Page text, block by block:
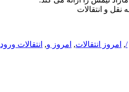
و انتقالات
/
, امروز انتقالات, امروز و, انتقالات ورود